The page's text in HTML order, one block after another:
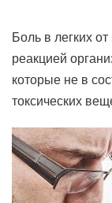
Боль в легких
реакцией
которые не в
токсических